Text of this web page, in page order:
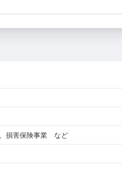
、損害保険事業 など